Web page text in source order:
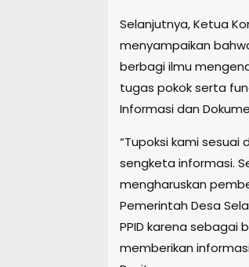
Selanjutnya, Ketua
menyampaikan
berbagi ilmu
tugas pokok serta
Informasi dan
“Tupoksi kami sesuai
sengketa informasi.
mengharuskan
Pemerintah Desa
PPID karena sebagai
memberikan